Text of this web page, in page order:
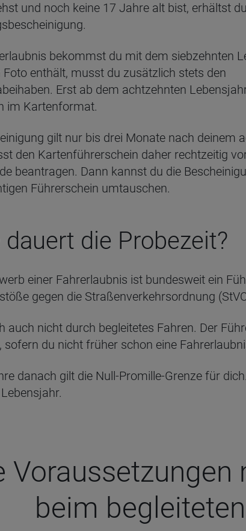
und noch keine 17 Jahre alt bist, erhältst
bekommst du mit dem siebzehnten
Foto enthält, musst du zusätzlich stets den
Erst ab dem achtzehnten
im Kartenformat.
gilt nur bis drei Monate nach deinem
den Kartenführerschein daher rechtzeitig
beantragen. Dann kannst du die
Führerschein umtauschen.
die Probezeit?
einer Fahrerlaubnis ist bundesweit ein
gegen die Straßenverkehrsordnung
auch nicht durch begleitetes Fahren. Der
sofern du nicht früher schon eine
danach gilt die Null-Promille-Grenze für
beim